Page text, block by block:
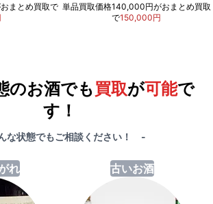
まとめ買取で 単品買取価格140,000円がおまとめ買取
で150,000円
のお酒でも買取が可能で
す！
状態でもご相談ください！ -
れ 古いお酒